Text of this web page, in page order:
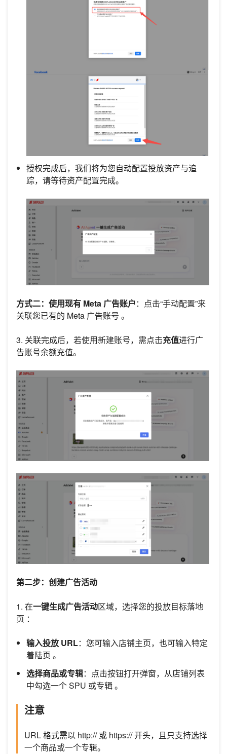
授权完成后，我们将为您自动配置投放资产与追
踪，请等待资产配置完成。
方式二：使用现有 Meta 广告账户：点击“手动配置”来
关联您已有的 Meta 广告账号 。
3. 关联完成后，若使用新建账号，需点击充值进行广
告账号余额充值。
第二步：创建广告活动
1. 在一键生成广告活动区域，选择您的投放目标落地
页 ：
输入投放 URL：您可输入店铺主页，也可输入特定
着陆页 。
选择商品或专辑：点击按钮打开弹窗，从店铺列表
中勾选一个 SPU 或专辑 。
注意
URL 格式需以 http:// 或 https:// 开头，且只支持选择
一个商品或一个专辑。